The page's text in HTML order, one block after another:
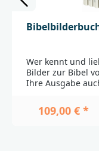
Wer kennt und
Bilder zur Bibel
Ihre Ausgabe
kennen Sie etwa
ist eine
109,00 € *